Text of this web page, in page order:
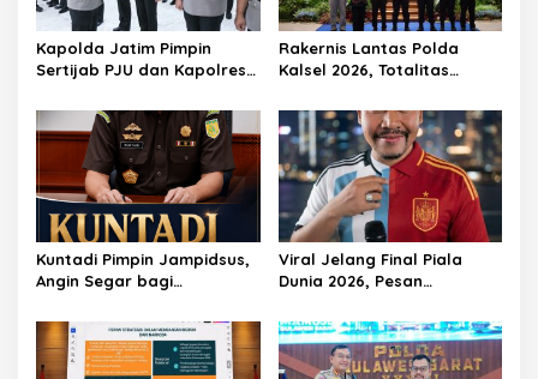
Kapolda Jatim Pimpin
Sertijab PJU dan Kapolres,
Kepemimpinan dan
Pelayanan Presisi
Rakernis Lantas Polda
Kalsel 2026, Totalitas
KARIB
Kuntadi Pimpin Jampidsus,
Angin Segar bagi
Viral Jelang Final Piala
Dunia 2026, Pesan
Halimi: Kemenangan Bukan
Bukti Doa Satu Pihak Lebih
Dicintai Tuhan